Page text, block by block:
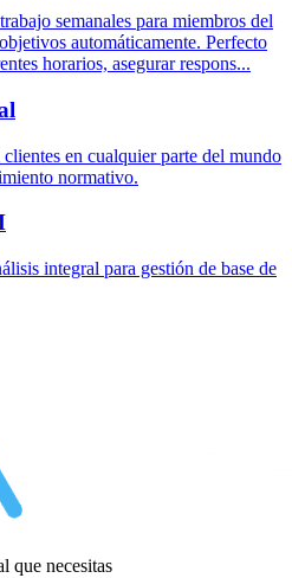
semanales para miembros del
automáticamente. Perfecto
horarios, asegurar respons...
en cualquier parte del mundo
normativo.
integral para gestión de base de
que necesitas